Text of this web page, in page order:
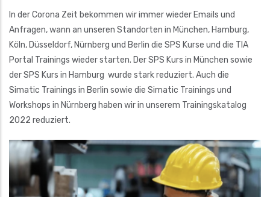
In der Corona Zeit bekommen wir immer wieder Emails und
Anfragen, wann an unseren Standorten in München, Hamburg,
Köln, Düsseldorf, Nürnberg und Berlin die SPS Kurse und die TIA
Portal Trainings wieder starten. Der SPS Kurs in München sowie
der SPS Kurs in Hamburg wurde stark reduziert. Auch die
Simatic Trainings in Berlin sowie die Simatic Trainings und
Workshops in Nürnberg haben wir in unserem Trainingskatalog
2022 reduziert.